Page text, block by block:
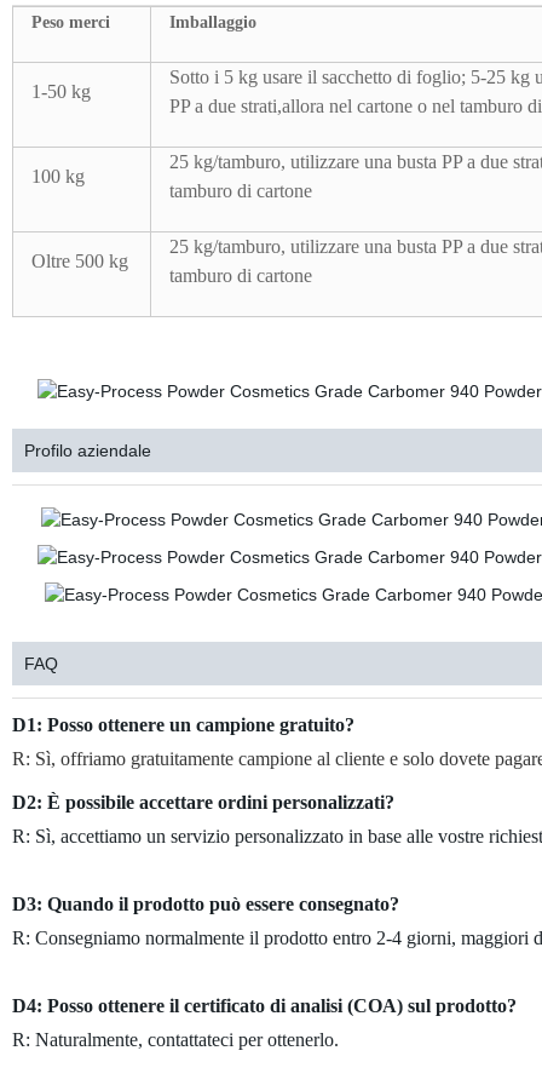
Peso merci Imballaggio
1-50 kg
Sotto i 5 kg usare il sacchetto di foglio; 5-25 kg
PP a due strati,allora nel cartone o nel tamburo
100 kg
25 kg/tamburo, utilizzare una busta PP a due
tamburo di cartone
Oltre 500 kg
25 kg/tamburo, utilizzare una busta PP a due
tamburo di cartone
Profilo aziendale
FAQ
D1: Posso ottenere un campione gratuito?
R: Sì, offriamo gratuitamente campione al cliente e solo dovete
D2: È possibile accettare ordini personalizzati?
R: Sì, accettiamo un servizio personalizzato in base alle vostre
D3: Quando il prodotto può essere consegnato?
R: Consegniamo normalmente il prodotto entro 2-4 giorni,
D4: Posso ottenere il certificato di analisi (COA) sul prodotto?
R: Naturalmente, contattateci per ottenerlo.